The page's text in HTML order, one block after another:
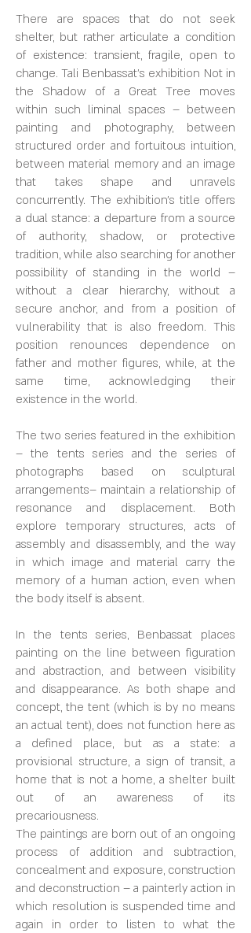
There are spaces that do not seek
shelter, but rather articulate a condition
of existence: transient, fragile, open to
change. Tali Benbassat’s exhibition Not in
the Shadow of a Great Tree moves
within such liminal spaces – between
painting and photography, between
structured order and fortuitous intuition,
between material memory and an image
that takes shape and unravels
concurrently. The exhibition’s title offers
a dual stance: a departure from a source
of authority, shadow, or protective
tradition, while also searching for another
possibility of standing in the world –
without a clear hierarchy, without a
secure anchor, and from a position of
vulnerability that is also freedom. This
position renounces dependence on
father and mother figures, while, at the
same time, acknowledging their
existence in the world.
The two series featured in the exhibition
– the tents series and the series of
photographs based on sculptural
arrangements– maintain a relationship of
resonance and displacement. Both
explore temporary structures, acts of
assembly and disassembly, and the way
in which image and material carry the
memory of a human action, even when
the body itself is absent.
In the tents series, Benbassat places
painting on the line between figuration
and abstraction, and between visibility
and disappearance. As both shape and
concept, the tent (which is by no means
an actual tent), does not function here as
a defined place, but as a state: a
provisional structure, a sign of transit, a
home that is not a home, a shelter built
out of an awareness of its
precariousness.
The paintings are born out of an ongoing
process of addition and subtraction,
concealment and exposure, construction
and deconstruction – a painterly action in
which resolution is suspended time and
again in order to listen to what the